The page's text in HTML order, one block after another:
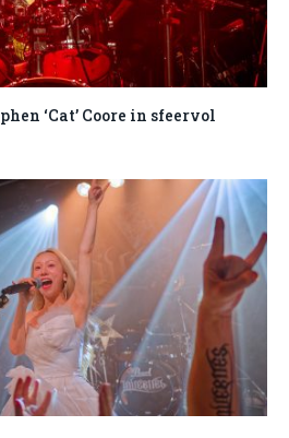
‘Cat’ Coore in sfeervol